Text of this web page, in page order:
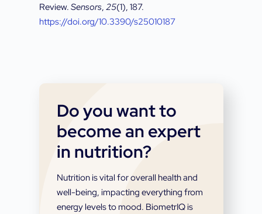
Review. Sensors, 25(1), 187.
https://doi.org/10.3390/s25010187
Do you want to
become an expert
in nutrition?
Nutrition is vital for overall health and
well-being, impacting everything from
energy levels to mood. BiometrIQ is